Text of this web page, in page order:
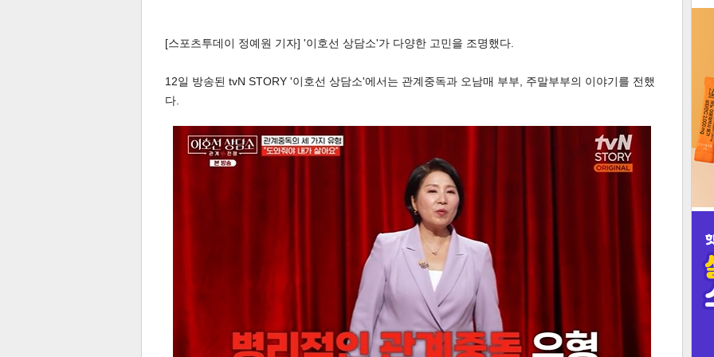
[스포츠투데이 정예원 기자] '이호선 상담소'가 다양한 고민을 조명했다.
12일 방송된 tvN STORY '이호선 상담소'에서는 관계중독과 오남매 부부, 주말부부의 이야기를 전했
다.